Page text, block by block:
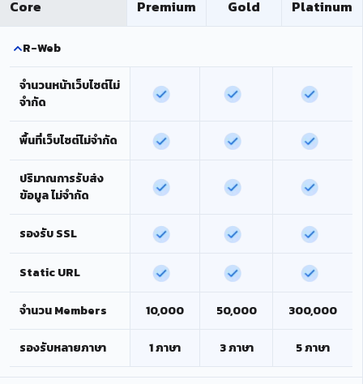
Core Premium Gold Platinum
R-Web
จำนวนหน้าเว็บไซต์ไม่
จำกัด
พื้นที่เว็บไซต์ไม่จำกัด
ปริมาณการรับส่ง
ข้อมูล ไม่จำกัด
รองรับ SSL
Static URL
จำนวน Members 10,000 50,000 300,000
รองรับหลายภาษา 1 ภาษา 3 ภาษา 5 ภาษา